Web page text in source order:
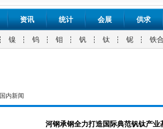
资讯 统计 会展 供求
镍 钨 钼 钒 钛 铌 铁
国内新闻
河钢承钢全力打造国际典范钒钛产业